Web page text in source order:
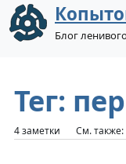
Блог
Тег:
4 заметки См. также: